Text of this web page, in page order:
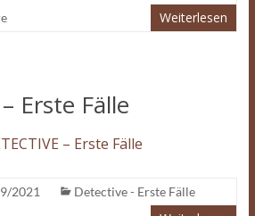
Weiterlesen
Erste Fälle
2021
Detective - Erste Fälle